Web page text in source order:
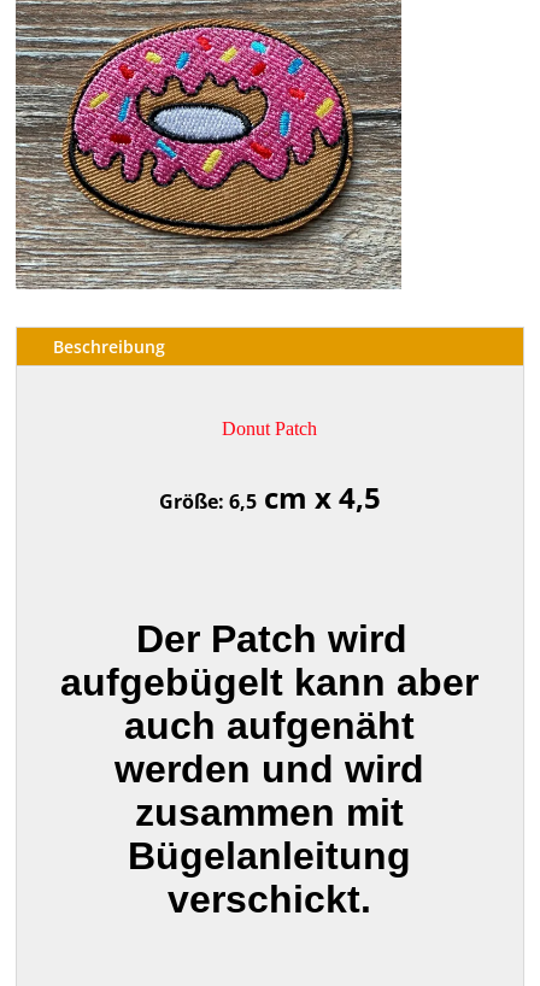
Beschreibung
Donut Patch
Größe: 6,5cm x 4,5
Der Patch wird
aufgebügelt kann aber
auch aufgenäht
werden und wird
zusammen mit
Bügelanleitung
verschickt.